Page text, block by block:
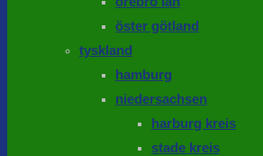
öster götland
tyskland
hamburg
niedersachsen
harburg kreis
stade kreis